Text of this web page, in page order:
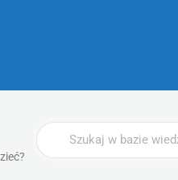
Wyszukaj